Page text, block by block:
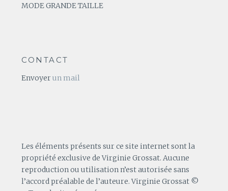
MODE GRANDE TAILLE
CONTACT
Envoyerun mail
Les éléments présents sur ce site internet sont la
propriété exclusive de Virginie Grossat. Aucune
reproduction ou utilisation n’est autorisée sans
l’accord préalable de l’auteure. Virginie Grossat ©